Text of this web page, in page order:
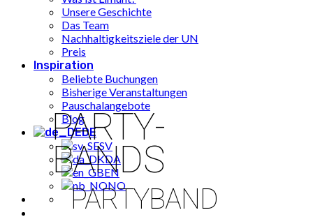
Unsere Geschichte
Das Team
Nachhaltigkeitsziele der UN
Preis
Inspiration
Beliebte Buchungen
Bisherige Veranstaltungen
Pauschalangebote
Blog
DE
SV
DA
EN
NO
PARTY-
BANDS
PARTYBAND